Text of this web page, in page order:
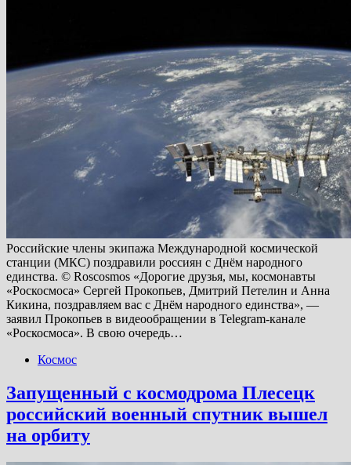
Российские члены экипажа Международной космической
станции (МКС) поздравили россиян с Днём народного
единства. © Roscosmos «Дорогие друзья, мы, космонавты
«Роскосмоса» Сергей Прокопьев, Дмитрий Петелин и Анна
Кикина, поздравляем вас с Днём народного единства», —
заявил Прокопьев в видеообращении в Telegram-канале
«Роскосмоса». В свою очередь…
Космос
Запущенный с космодрома Плесецк
российский военный спутник вышел
на орбиту